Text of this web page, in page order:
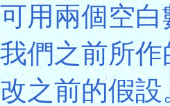
用兩個空
們之前所
之前的假